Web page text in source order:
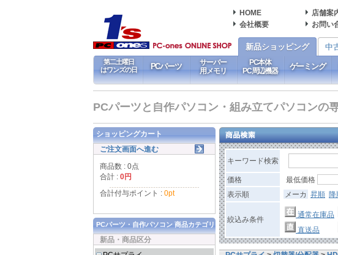
HOME 店舗案
会社概要
お問い
新品ショッピング 中
第二土曜日
はワンズの日
PCパーツ
サーバー
用メモリ
PC本体
PC周辺機器
ゲーミング
PCパーツと自作パソコン・組み立てパソコンの
キーワード検索
価格 最低価格
表示順
メーカ 昇順 降
絞込み条件
通常在庫品
直送品
ショッピングカート
ご注文画面へ進む
商品数 : 0点
合計 : 0円
合計付与ポイント : 0pt
PCパーツ・自作パソコン 商品カテゴリ
新品・商品区分